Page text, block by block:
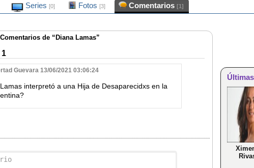
Series [0] Fotos [3] Comentarios [1]
Comentarios de “Diana Lamas”
1
Guevara 13/06/2021 03:06:24
interpretó a una Hija de Desaparecidxs en la